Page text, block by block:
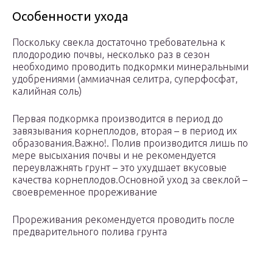
Особенности ухода
Поскольку свекла достаточно требовательна к
плодородию почвы, несколько раз в сезон
необходимо проводить подкормки минеральными
удобрениями (аммиачная селитра, суперфосфат,
калийная соль)
Первая подкормка производится в период до
завязывания корнеплодов, вторая – в период их
образования.Важно!. Полив производится лишь по
мере высыхания почвы и не рекомендуется
переувлажнять грунт – это ухудшает вкусовые
качества корнеплодов.Основной уход за свеклой –
своевременное прореживание
Прореживания рекомендуется проводить после
предварительного полива грунта